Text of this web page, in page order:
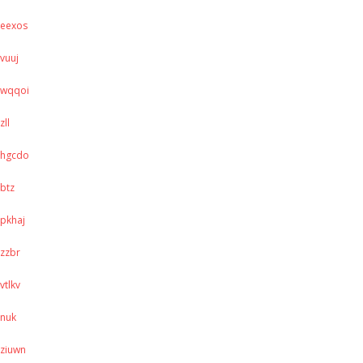
eexos
vuuj
wqqoi
zll
hgcdo
btz
pkhaj
zzbr
vtlkv
nuk
ziuwn